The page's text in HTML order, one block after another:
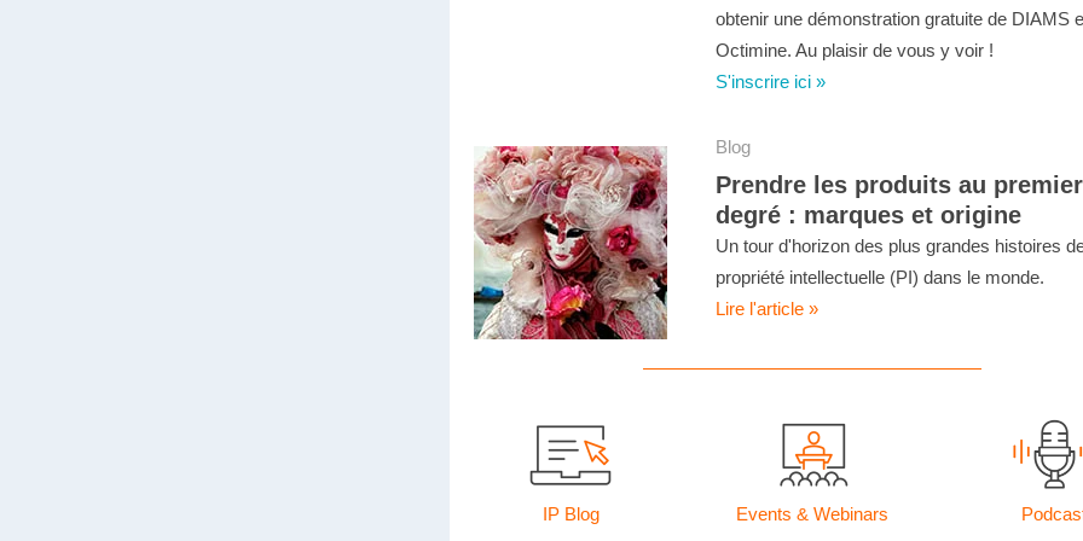
obtenir une démonstration gratuite de DIAMS
Octimine. Au plaisir de vous y voir !
S'inscrire ici »
Blog
Prendre les produits au premier
degré : marques et origine
Un tour d'horizon des plus grandes histoires
propriété intellectuelle (PI) dans le monde.
Lire l'article »
IP Blog Events & Webinars